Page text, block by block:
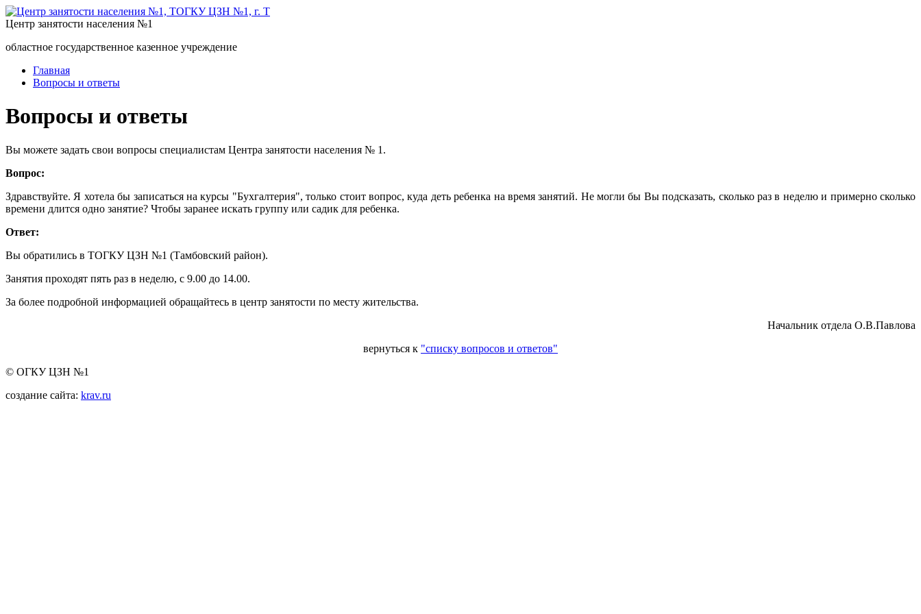
Центр занятости населения №1
областное государственное казенное учреждение
Главная
Вопросы и ответы
Вопросы и ответы
Вы можете задать свои вопросы специалистам Центра занятости населения № 1.
Вопрос:
Здравствуйте. Я хотела бы записаться на курсы "Бухгалтерия", только стоит вопрос, куда деть ребенка на время занятий. Не могли бы Вы подсказать, сколько раз в неделю и примерно сколько
времени длится одно занятие? Чтобы заранее искать группу или садик для ребенка.
Ответ:
Вы обратились в ТОГКУ ЦЗН №1 (Тамбовский район).
Занятия проходят пять раз в неделю, с 9.00 до 14.00.
За более подробной информацией обращайтесь в центр занятости по месту жительства.
Начальник отдела О.В.Павлова
вернуться к "списку вопросов и ответов"
© ОГКУ ЦЗН №1
создание сайта: krav.ru